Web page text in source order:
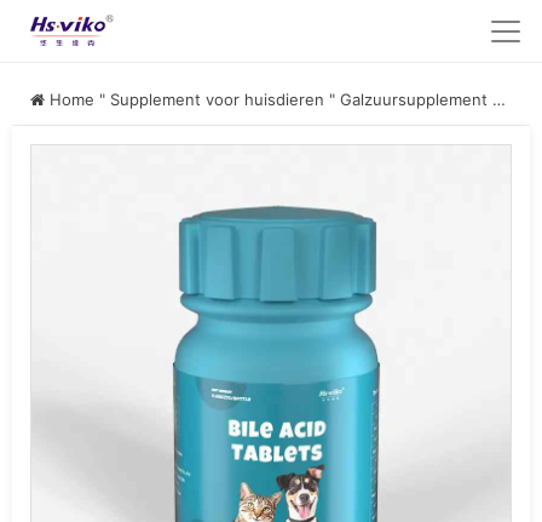
Home " Supplement voor huisdieren " Galzuursupplement voor huisdieren